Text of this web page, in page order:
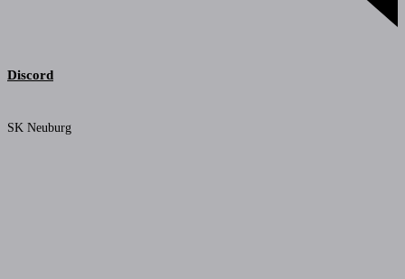
Discord
SK Neuburg